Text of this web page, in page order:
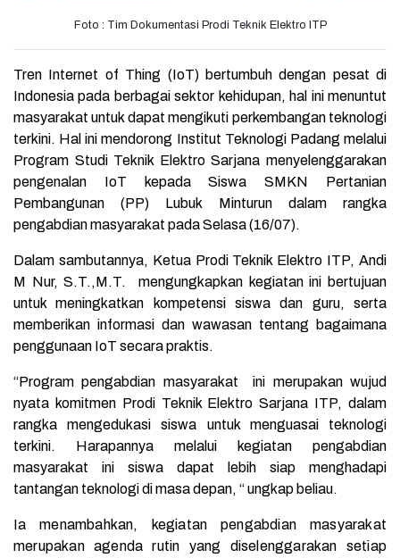
Foto : Tim Dokumentasi Prodi Teknik Elektro ITP
Tren Internet of Thing (IoT) bertumbuh dengan pesat di
Indonesia pada berbagai sektor kehidupan, hal ini menuntut
masyarakat untuk dapat mengikuti perkembangan teknologi
terkini. Hal ini mendorong Institut Teknologi Padang melalui
Program Studi Teknik Elektro Sarjana menyelenggarakan
pengenalan IoT kepada SiswaSMKN Pertanian
Pembangunan (PP) Lubuk Minturun dalam rangka
pengabdian masyarakat pada Selasa (16/07).
Dalam sambutannya, Ketua Prodi Teknik Elektro ITP, Andi
M Nur, S.T.,M.T. mengungkapkan kegiatan ini bertujuan
untuk meningkatkan kompetensi siswa dan guru, serta
memberikan informasi dan wawasan tentang bagaimana
penggunaan IoT secara praktis.
“Program pengabdian masyarakat ini merupakan wujud
nyata komitmen Prodi Teknik Elektro Sarjana ITP, dalam
rangka mengedukasi siswa untuk menguasai teknologi
terkini. Harapannya melalui kegiatan pengabdian
masyarakat ini siswa dapat lebih siap menghadapi
tantangan teknologi di masa depan, “ ungkap beliau.
Ia menambahkan, kegiatan pengabdian masyarakat
merupakan agenda rutin yang diselenggarakan setiap